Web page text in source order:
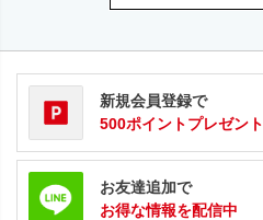
新規会員登録で
500ポイントプレゼント
お友達追加で
お得な情報を配信中